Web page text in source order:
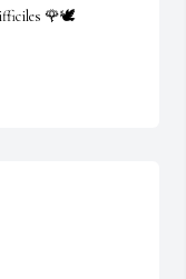
🌹🕊️